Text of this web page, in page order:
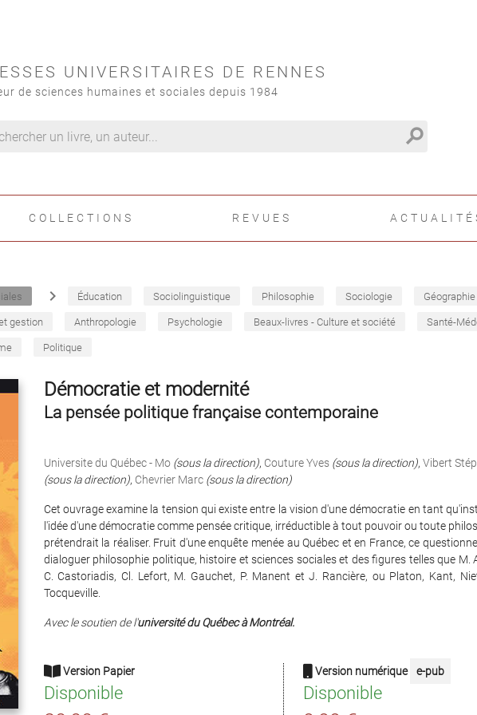
UNIVERSITAIRES DE RENNES
de sciences humaines et sociales depuis 1984
search
COLLECTIONS REVUES
navigate_next Éducation Sociolinguistique Philosophie Sociologie Géographie
gestion Anthropologie Psychologie Beaux-livres - Culture et société Santé-
Politique
Démocratie et modernité
La pensée politique française contemporaine
Universite du Québec - Mo (sous la direction), Couture Yves (sous la direction), Vibert
(sous la direction), Chevrier Marc (sous la direction)
Cet ouvrage examine la tension qui existe entre la vision d'une démocratie en tant
l'idée d'une démocratie comme pensée critique, irréductible à tout pouvoir ou toute
prétendrait la réaliser. Fruit d'une enquête menée au Québec et en France, ce
dialoguer philosophie politique, histoire et sciences sociales et des figures telles que M.
C. Castoriadis, Cl. Lefort, M. Gauchet, P. Manent et J. Rancière, ou Platon, Kant,
Tocqueville.
Avec le soutien de l'université du Québec à Montréal.
Version Papier
Disponible
Version numérique e-pub
Disponible